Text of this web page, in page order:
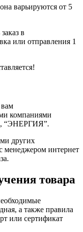
варьируются от 5
в
или отправления 1
компаниями
других
менеджером интернет
товара
а также правила
или сертификат